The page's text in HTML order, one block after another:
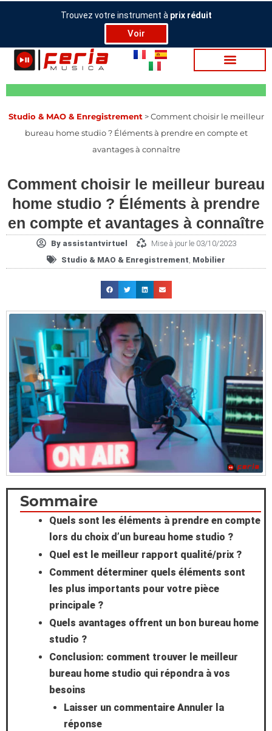
Aller
Trouvez votre instrument à prix réduit
Voir
Stu­dio & MAO & En­re­gis­tre­ment> Comment choisir le meilleur
bureau home studio ? Éléments à prendre en compte et
avantages à connaître
Comment choisir le meilleur bureau
home studio ? Éléments à prendre
en compte et avantages à connaître
Byassistantvirtuel
Mise à jour le 03/10/2023
Stu­dio & MAO & En­re­gis­tre­ment Mobilier
Sommaire
Quels sont les éléments à prendre en compte
lors du choix d’un bureau home studio ?
Quel est le meilleur rapport qualité/prix ?
Comment déterminer quels éléments sont
les plus importants pour votre pièce
principale ?
Quels avantages offrent un bon bureau home
studio ?
Conclusion: comment trouver le meilleur
bureau home studio qui répondra à vos
besoins
Laisser un commentaire Annuler la
réponse
Scroll